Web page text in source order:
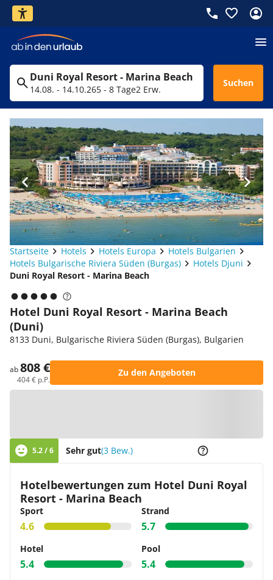
Duni Royal Resort - Marina Beach
14.08. - 14.10.265 - 8 Tage2 Erw.
Suchen
Startseite Hotels Hotels Europa
Hotels Bulgarien
Hotels Bulgarische Riviera Süden (Burgas)
Hotels Djuni
Duni Royal Resort - Marina Beach
Hotel Duni Royal Resort - Marina Beach
(Duni)
8133 Duni, Bulgarische Riviera Süden (Burgas), Bulgarien
ab808 €
404 € p.P.
Zu den Angeboten
5.2 / 6 Sehr gut(3 Bew.)
Hotelbewertungen zum Hotel Duni Royal
Resort - Marina Beach
Sport
4.6
Strand
5.7
Hotel
5.4
Pool
5.4